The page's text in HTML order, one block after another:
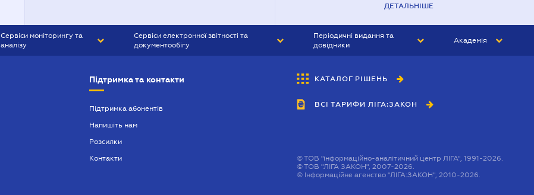
ДЕТАЛЬНІШЕ
Сервіси моніторингу та
аналізу
Сервіси електронної звітності та
документообігу
Періодичні видання та
довідники
БУХГАЛТЕР&ЗАКОН
ВІСНИК МСФЗ
Академія
Підтримка та контакти
Підтримка абонентів
Напишіть нам
Розсилки
Контакти
КАТАЛОГ РІШЕНЬ
ВСІ ТАРИФИ ЛІГА:ЗАКОН
©ТОВ "інформаційно-аналітичний центр ЛІГА", 1991-2026.
©ТОВ "ЛІГА ЗАКОН", 2007-2026.
© Інформаційне агенство "ЛІГА:ЗАКОН", 2010-2026.